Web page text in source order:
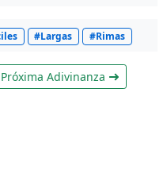
#Largas #Rimas
Próxima Adivinanza